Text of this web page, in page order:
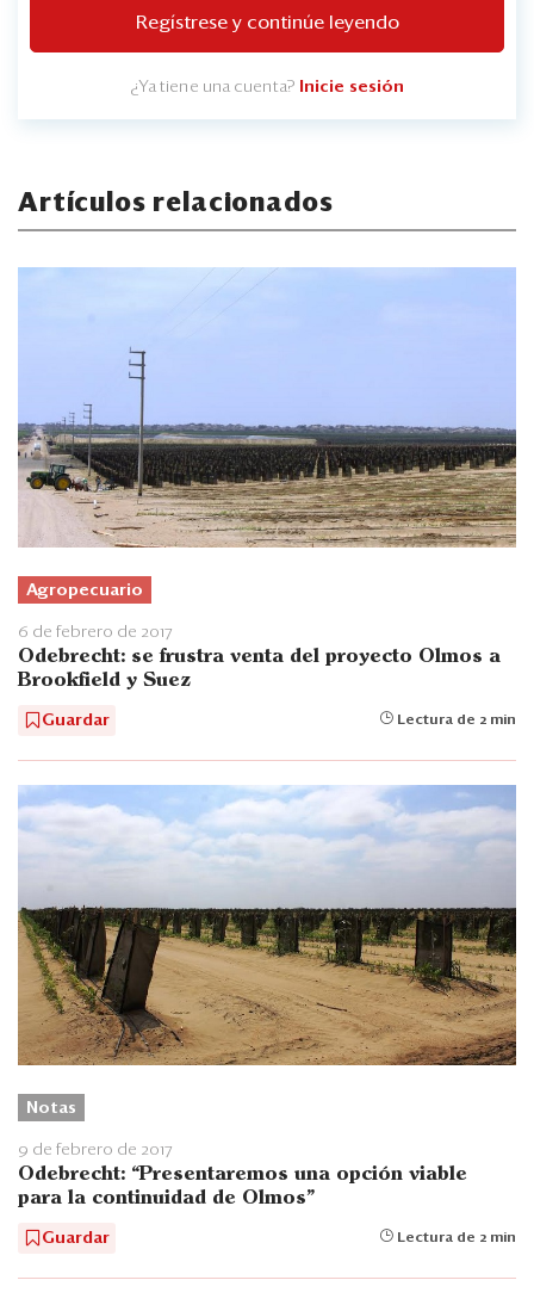
Regístrese y continúe leyendo
¿Ya tiene una cuenta? Inicie sesión
Artículos relacionados
Agropecuario
6 de febrero de 2017
Odebrecht: se frustra venta del proyecto Olmos a
Brookfield y Suez
Guardar Lectura de 2 min
Notas
9 de febrero de 2017
Odebrecht: “Presentaremos una opción viable
para la continuidad de Olmos”
Guardar Lectura de 2 min